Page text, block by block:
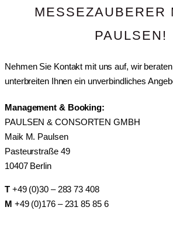
MESSEZAUBERER
PAULSEN!
Nehmen Sie Kontakt mit uns auf, wir
unterbreiten Ihnen ein unverbindliches
Management & Booking:
PAULSEN & CONSORTEN GMBH
Maik M. Paulsen
Pasteurstraße 49
10407 Berlin
T+49 (0)30 – 283 73 408
M +49 (0)176 – 231 85 85 6